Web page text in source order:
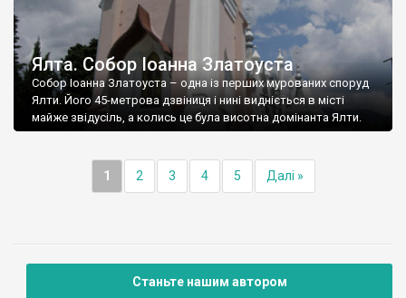
Ялта. Собор Іоанна Златоуста
Собор Іоанна Златоуста – одна із перших мурованих споруд
Ялти. Його 45-метрова дзвіниця і нині видніється в місті
майже звідусіль, а колись це була висотна домінанта Ялти.
1 2 3 4 5 Далі »
Станьте нашим автором